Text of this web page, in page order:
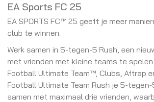
EA Sports FC 25
EA SPORTS FC™ 25 geeft je meer
club te winnen.
Werk samen in 5-tegen-5 Rush, een
met vrienden met kleine teams te
Football Ultimate Team™, Clubs, Aftrap
Football Ultimate Team Rush je 5-
samen met maximaal drie vrienden,